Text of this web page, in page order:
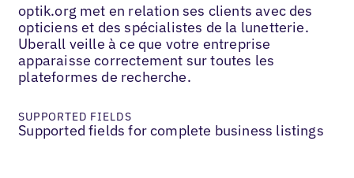
optik.org met en relation ses clients avec des
opticiens et des spécialistes de la lunetterie.
Uberall veille à ce que votre entreprise
apparaisse correctement sur toutes les
plateformes de recherche.
SUPPORTED FIELDS
Supported fields for complete business listings